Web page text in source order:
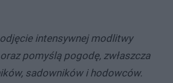
intensywnej modlitwy
pomyślą pogodę, zwłaszcza
sadowników i hodowców.